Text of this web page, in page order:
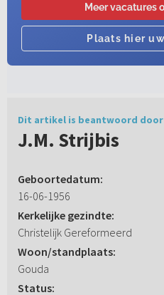
Dit artikel is beantwoord door
J.M. Strijbis
Geboortedatum:
16-06-1956
Kerkelijke gezindte:
Christelijk Gereformeerd
Woon/standplaats:
Gouda
Status: